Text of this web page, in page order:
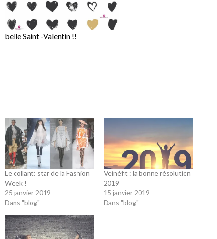
belle Saint -Valentin !!
Le collant: star de la Fashion
Week !
25 janvier 2019
Dans "blog"
Veinéfit : la bonne résolution
2019
15 janvier 2019
Dans "blog"